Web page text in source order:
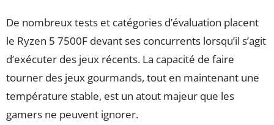
De nombreux tests et catégories d’évaluation placent
le Ryzen 5 7500F devant ses concurrents lorsqu’il s’agit
d’exécuter des jeux récents. La capacité de faire
tourner des jeux gourmands, tout en maintenant une
température stable, est un atout majeur que les
gamers ne peuvent ignorer.